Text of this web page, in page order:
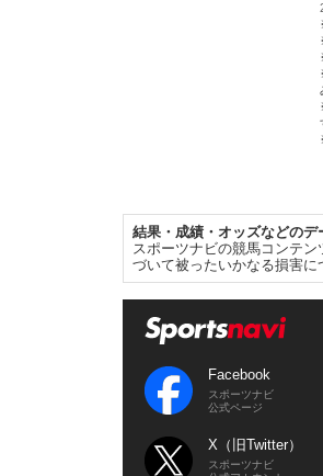
結果・成績・オッズなどのデ
スポーツナビの競馬コンテ
づいて被ったいかなる損害に
Facebook
スポーツナビ
公式ページ
X（旧Twitter）
スポーツナビ